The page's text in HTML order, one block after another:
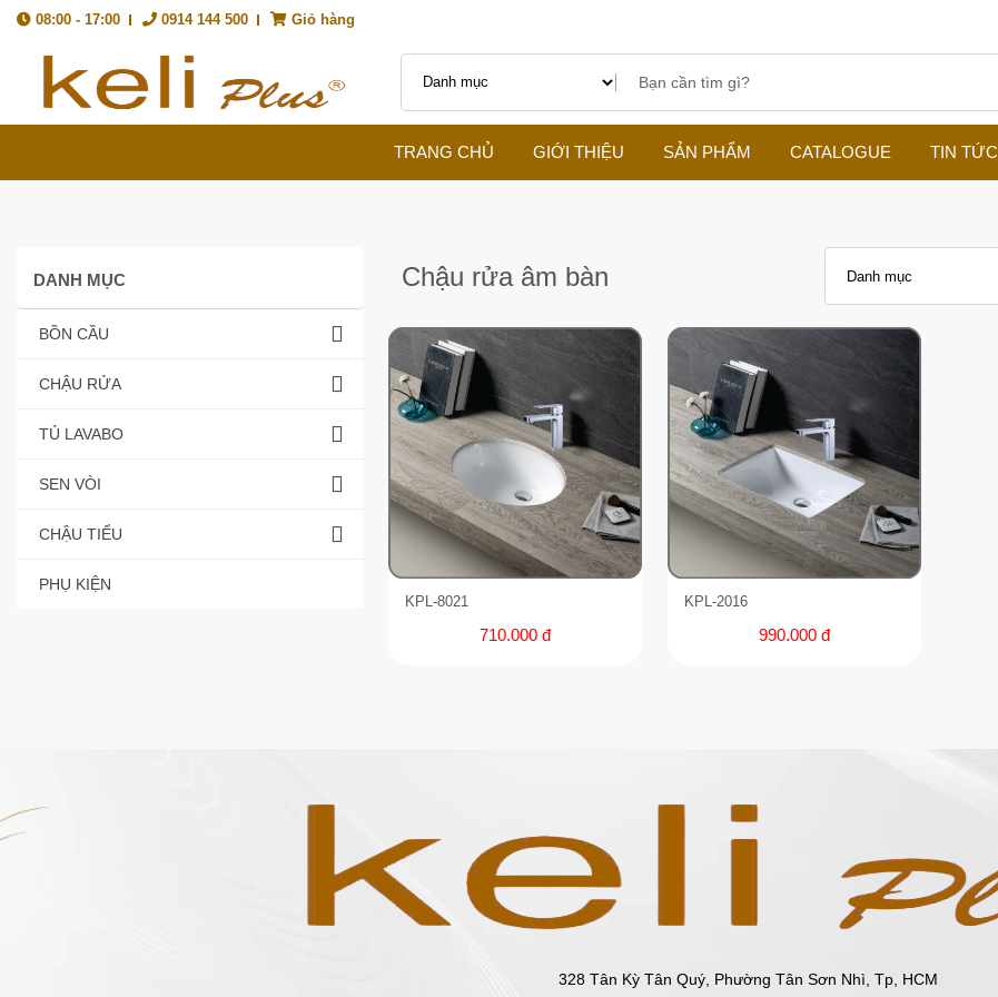
08:00 - 17:00 0914 144 500 Giỏ hàng
TRANG CHỦ GIỚI THIỆU SẢN PHẨM CATALOGUE TIN TỨC
DANH MỤC
BỒN CẦU
CHẬU RỬA
TỦ LAVABO
SEN VÒI
CHẬU TIỂU
PHỤ KIỆN
Chậu rửa âm bàn
KPL-8021
710.000 đ
KPL-2016
990.000 đ
328 Tân Kỳ Tân Quý, Phường Tân Sơn Nhì, Tp, HCM